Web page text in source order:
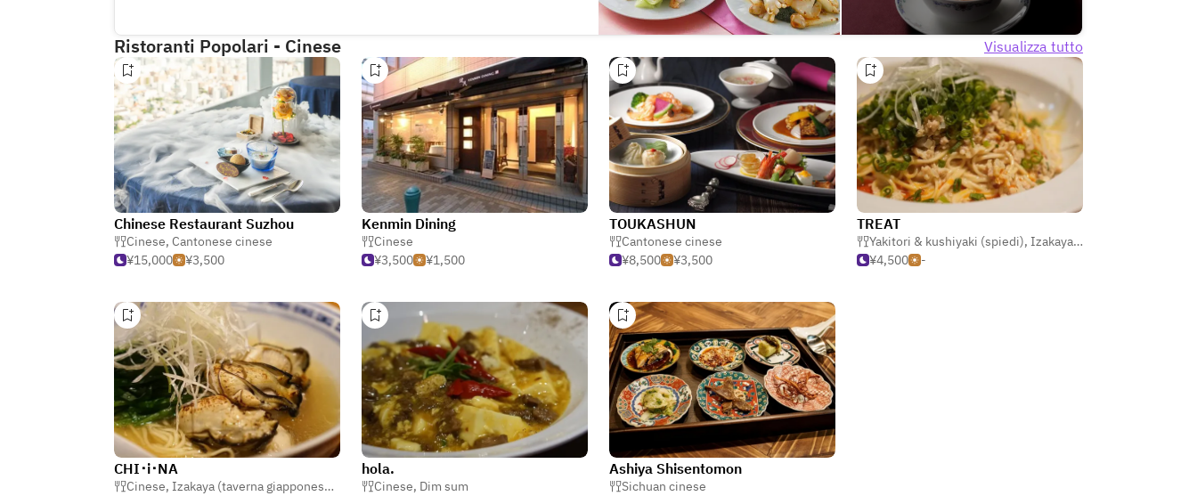
Ristoranti Popolari - Cinese Visualizza tutto
Chinese Restaurant Suzhou
Cinese, Cantonese cinese
¥15,000
¥3,500
Kenmin Dining
Cinese
¥3,500
¥1,500
TOUKASHUN
Cantonese cinese
¥8,500
¥3,500
TREAT
Yakitori & kushiyaki (spiedi), Izakaya (taverna giapponese)
¥4,500
-
CHI･i･NA
Cinese, Izakaya (taverna giapponese)
Gyoza (potstickers)
hola.
Cinese, Dim sum
Ashiya Shisentomon
Sichuan cinese